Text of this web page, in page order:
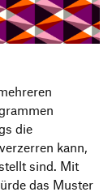
die
kann,
sind. Mit
das Muster